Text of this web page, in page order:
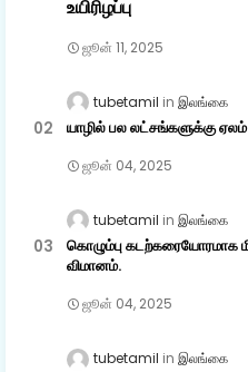
உயிரிழப்பு
ஜூன் 11, 2025
tubetamil இலங்கை
யாழில் பல லட்சங்களுக்கு
ஜூன் 04, 2025
tubetamil இலங்கை
கொழும்பு கடற்கரையோரமாக
விமானம்.
ஜூன் 04, 2025
tubetamil இலங்கை